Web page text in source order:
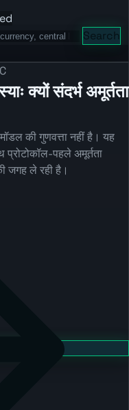
Search
क्यों संदर्भ अमूर्तता
की गुणवत्ता नहीं है। यह
प्रोटोकॉल-पहले अमूर्तता
जगह ले रही है।